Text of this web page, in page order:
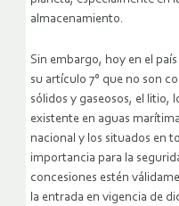
almacenamiento.
Sin embargo, hoy en el
su artículo 7° que no son
sólidos y gaseosos, el litio,
existente en aguas
nacional y los situados en
importancia para la
concesiones estén
la entrada en vigencia de